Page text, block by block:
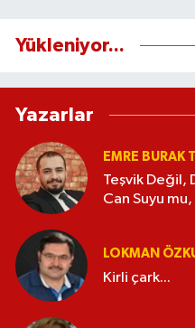
Yükleniyor...
Yazarlar
EMRE BURAK
Teşvik Değil,
Can Suyu mu,
LOKMAN
Kirli çark...